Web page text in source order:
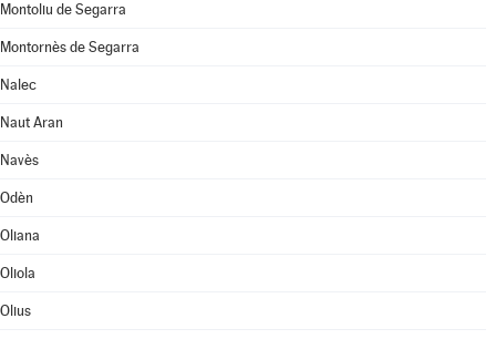
Montoliu de Segarra
Montornès de Segarra
Nalec
Naut Aran
Navès
Odèn
Oliana
Oliola
Olius